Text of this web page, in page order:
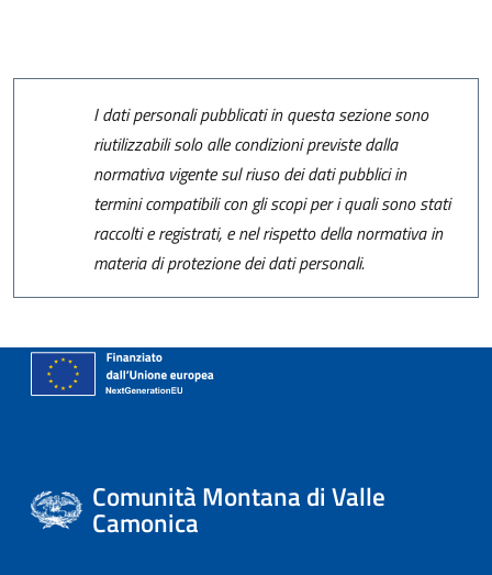
I dati personali pubblicati in questa sezione sono
riutilizzabili solo alle condizioni previste dalla
normativa vigente sul riuso dei dati pubblici in
termini compatibili con gli scopi per i quali sono stati
raccolti e registrati, e nel rispetto della normativa in
materia di protezione dei dati personali.
Comunità Montana di Valle
Camonica